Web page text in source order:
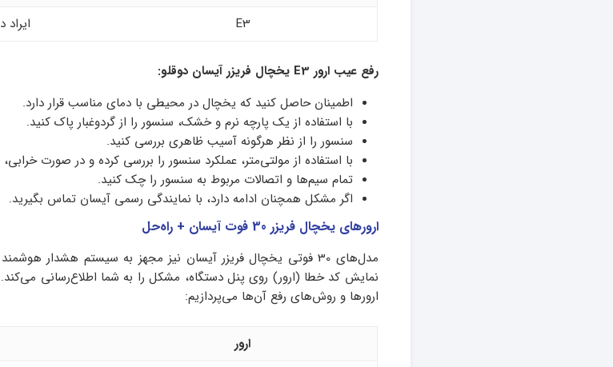
E3
رفع عیب ارور E3 یخچال فریزر آیسان دوقلو:
اطمینان حاصل کنید که یخچال در محیطی با دمای مناسب قرار دارد.
با استفاده از یک پارچه نرم و خشک، سنسور را از گردوغبار پاک کنید.
سنسور را از نظر هرگونه آسیب ظاهری بررسی کنید.
با استفاده از مولتی‌متر، عملکرد سنسور را بررسی کرده و در صورت
تمام سیم‌ها و اتصالات مربوط به سنسور را چک کنید.
اگر مشکل همچنان ادامه دارد، با نمایندگی رسمی آیسان تماس بگیرید.
ارورهای یخچال فریزر 30 فوت آیسان + راه‌حل
مدل‌های 30 فوتی یخچال فریزر آیسان نیز مجهز به سیستم هشدار
نمایش کد خطا (ارور) روی پنل دستگاه، مشکل را به شما اطلاع‌رسانی
ارورها و روش‌های رفع آن‌ها می‌پردازیم:
ارور